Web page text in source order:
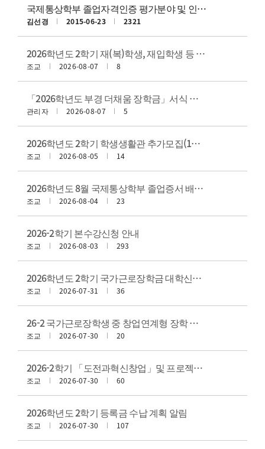
국제통상학부 졸업자격인증 평가분야 및 인증기준 (2015.03.01. 개정)
김선경 2015-06-23 2321
2026학년도 2학기 재(복)학생, 재입학생 등 등록금 납부 안내
조교 2026-08-07 8
「2026학년도 부경 더채움 장학금」서식 변경사항 안내
관리자 2026-08-07 5
2026학년도 2학기 학생생활관 추가모집(1차) 안내
조교 2026-08-05 14
2026학년도 8월 국제통상학부 졸업증서 배부 및 학위복 대여 일정 안내
조교 2026-08-04 23
2026-2학기 본수강신청 안내
조교 2026-08-03 293
2026학년도 2학기 국가근로장학금 대학신청 기간 안내
조교 2026-07-31 36
26-2 국가근로장학생 중 창업연계형 장학 홍보 및 신청안내
조교 2026-07-30 20
2026-2학기 「도전과혁신창업」및 프로젝트기반 창업실습 교과목 이수구분변경 신청서 제출 안내
조교 2026-07-30 60
2026학년도 2학기 등록금 수납 계획 알림
조교 2026-07-30 107